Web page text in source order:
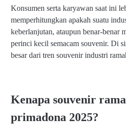
Konsumen serta karyawan saat ini
memperhitungkan apakah suatu
keberlanjutan, ataupun benar-benar
perinci kecil semacam souvenir. Di
besar dari tren souvenir industri
Kenapa souvenir
primadona 2025?